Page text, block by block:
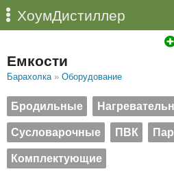
ХоумДистиллер
Емкости
Барахолка » Оборудование
Бродильные
Сусловарочные ПВК
Комплектующие